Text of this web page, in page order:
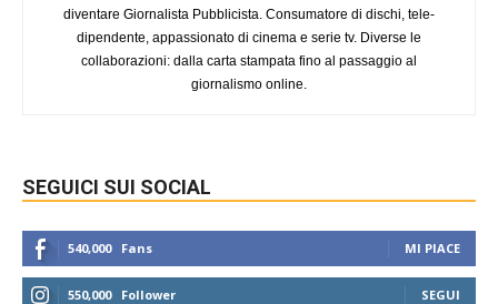
diventare Giornalista Pubblicista. Consumatore di dischi, tele-
dipendente, appassionato di cinema e serie tv. Diverse le
collaborazioni: dalla carta stampata fino al passaggio al
giornalismo online.
SEGUICI SUI SOCIAL
540,000 Fans MI PIACE
550,000 Follower SEGUI